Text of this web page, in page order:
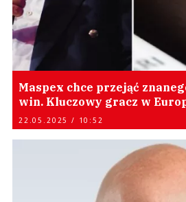
Maspex chce przejąć
win. Kluczowy gracz w
22.05.2025 / 10:52